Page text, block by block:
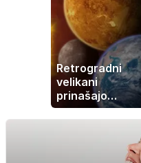
Retrogradni
velikani
prinašajo
pomembne
premike – kaj
Saturn, Neptun